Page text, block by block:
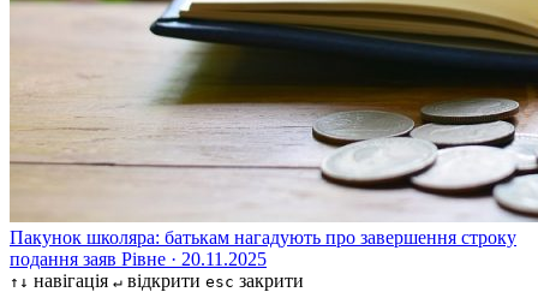
Пакунок школяра: батькам нагадують про завершення строку
подання заяв Рівне · 20.11.2025
↑↓ навігація ↵ відкрити esc закрити